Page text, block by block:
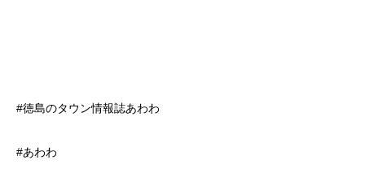
#徳島のタウン情報誌あわわ
#あわわ